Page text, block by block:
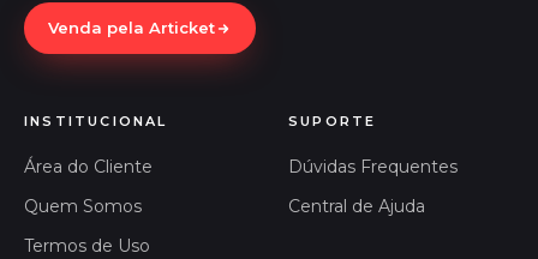
Venda pela Articket
INSTITUCIONAL
Área do Cliente
Quem Somos
Termos de Uso
SUPORTE
Dúvidas Frequentes
Central de Ajuda